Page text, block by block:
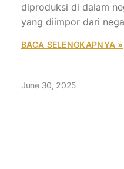
diproduksi di dalam
yang diimpor dari
BACA SELENGKAPNYA »
June 30, 2025